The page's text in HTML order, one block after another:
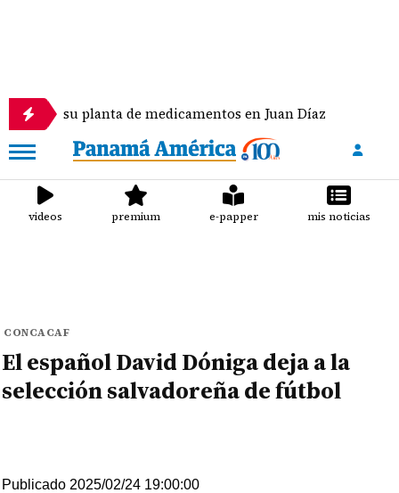
planta de medicamentos en Juan Díaz
videos premium e-papper mis noticias
CONCACAF
El español David Dóniga deja a la
selección salvadoreña de fútbol
Publicado 2025/02/24 19:00:00